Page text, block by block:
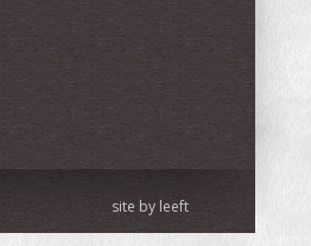
site by leeft